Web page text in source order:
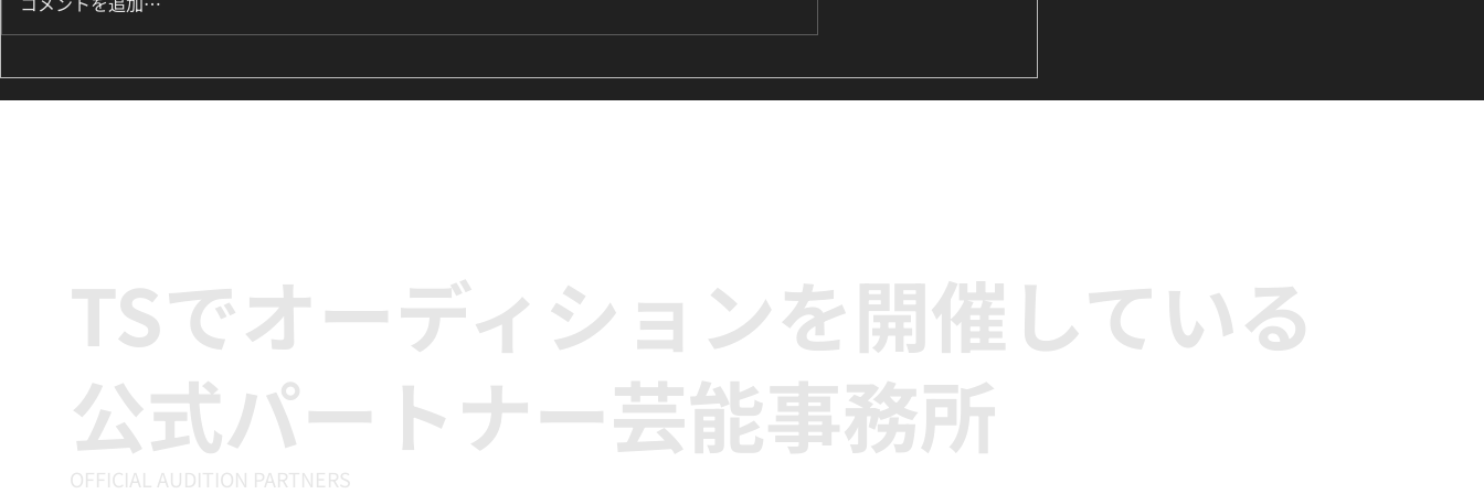
8月のK-POPダンスレッスン
のお知らせ🌟
ILLIT『It's Me』に挑戦中｜
新富町の小学生向けK-POPキ
【レッスンレポート】LE
SSERAFIM『Eve, Psyche &
TSでオーディションを開催している
公式パートナー芸能事務所
OFFICIAL AUDITION PARTNERS